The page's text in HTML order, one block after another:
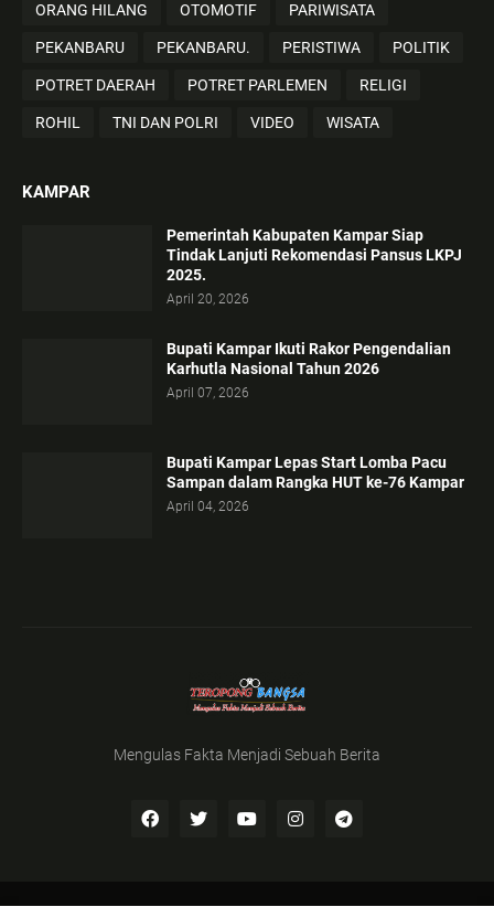
ORANG HILANG OTOMOTIF PARIWISATA
PEKANBARU PEKANBARU. PERISTIWA POLITIK
POTRET DAERAH POTRET PARLEMEN RELIGI
ROHIL TNI DAN POLRI VIDEO WISATA
KAMPAR
Pemerintah Kabupaten Kampar Siap
Tindak Lanjuti Rekomendasi Pansus LKPJ
2025.
April 20, 2026
Bupati Kampar Ikuti Rakor Pengendalian
Karhutla Nasional Tahun 2026
April 07, 2026
Bupati Kampar Lepas Start Lomba Pacu
Sampan dalam Rangka HUT ke-76 Kampar
April 04, 2026
Mengulas Fakta Menjadi Sebuah Berita